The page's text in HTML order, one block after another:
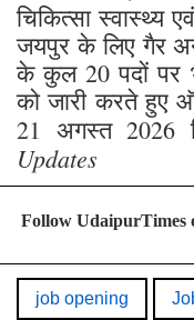
उल्लेखनीय है कि
चिकित्सा स्वास्थ्य
जयपुर के लिए गैर
के कुल 20 पदों पर
को जारी करते हुए
21 अगस्त 2026
Updates
Follow UdaipurTimes